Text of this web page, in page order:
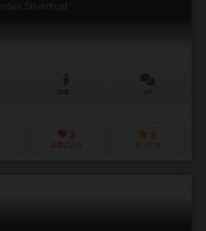
Silverfrost
3
お気に入り
6
持ってる